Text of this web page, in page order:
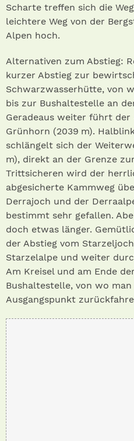
Scharte treffen sich die
leichtere Weg von der
Alpen hoch.
Alternativen zum Abstieg:
kurzer Abstieg zur
Schwarzwasserhütte, von
bis zur Bushaltestelle an
Geradeaus weiter führt
Grünhorn (2039 m).
schlängelt sich der
m), direkt an der Grenze
Trittsicheren wird der
abgesicherte Kammweg
Derrajoch und der
bestimmt sehr gefallen.
doch etwas länger.
der Abstieg vom
Starzelalpe und weiter
Am Kreisel und am Ende
Bushaltestelle, von wo
Ausgangspunkt